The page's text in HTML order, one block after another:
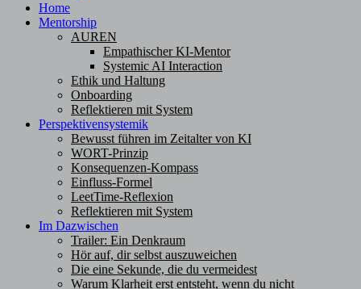
Home
Mentorship
AUREN
Empathischer KI-Mentor
Systemic AI Interaction
Ethik und Haltung
Onboarding
Reflektieren mit System
Perspektivensystemik
Bewusst führen im Zeitalter von KI
WORT-Prinzip
Konsequenzen-Kompass
Einfluss-Formel
LeetTime-Reflexion
Reflektieren mit System
Im Dazwischen
Trailer: Ein Denkraum
Hör auf, dir selbst auszuweichen
Die eine Sekunde, die du vermeidest
Warum Klarheit erst entsteht, wenn du nicht